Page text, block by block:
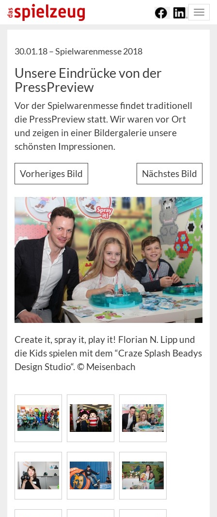
30.01.18 –Spielwarenmesse 2018
Unsere Eindrücke von der
PressPreview
Vor der Spielwarenmesse findet traditionell
die PressPreview statt. Wir waren vor Ort
und zeigen in einer Bildergalerie unsere
schönsten Impressionen.
Vorheriges Bild Nächstes Bild
Create it, spray it, play it! Florian N. Lipp und
die Kids spielen mit dem “Craze Splash Beadys
Design Studio“. © Meisenbach